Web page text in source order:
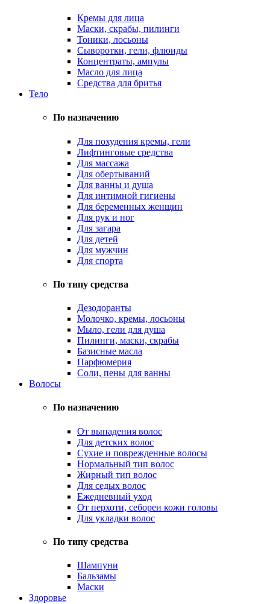
Кремы для лица
Маски, скрабы, пилинги
Тоники, лосьоны
Сыворотки, гели, флюиды
Концентраты, ампулы
Масло для лица
Средства для бритья
Тело
По назначению
Для похудения кремы, гели
Лифтинговые средства
Для массажа
Для обертываний
Для ванны и душа
Для интимной гигиены
Для беременных женщин
Для рук и ног
Для загара
Для детей
Для мужчин
Для спорта
По типу средства
Дезодоранты
Молочко, кремы, лосьоны
Мыло, гели для душа
Пилинги, маски, скрабы
Базисные масла
Парфюмерия
Соли, пены для ванны
Волосы
По назначению
От выпадения волос
Для детских волос
Сухие и поврежденные волосы
Нормальный тип волос
Жирный тип волос
Для седых волос
Ежедневный уход
От перхоти, себореи кожи головы
Для укладки волос
По типу средства
Шампуни
Бальзамы
Маски
Здоровье